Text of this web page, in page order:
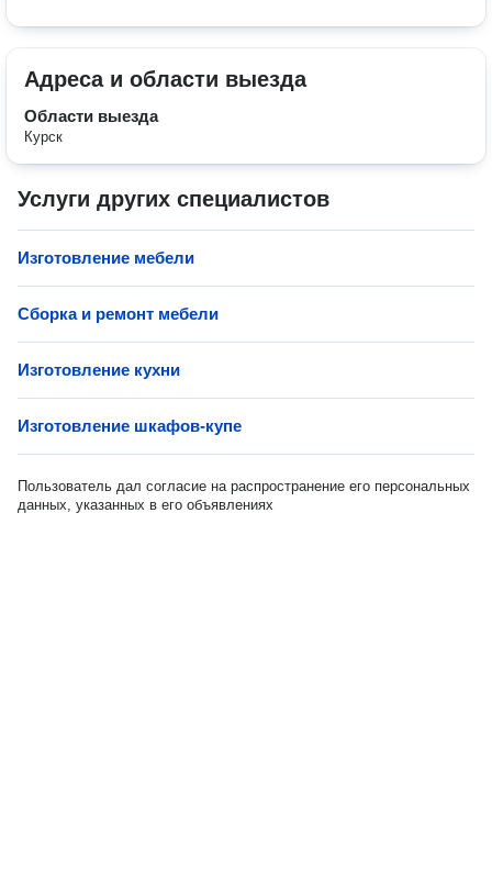
Адреса и области выезда
Области выезда
Курск
Услуги других специалистов
Изготовление мебели
Сборка и ремонт мебели
Изготовление кухни
Изготовление шкафов-купе
Пользователь дал согласие на распространение его персональных
данных, указанных в его объявлениях